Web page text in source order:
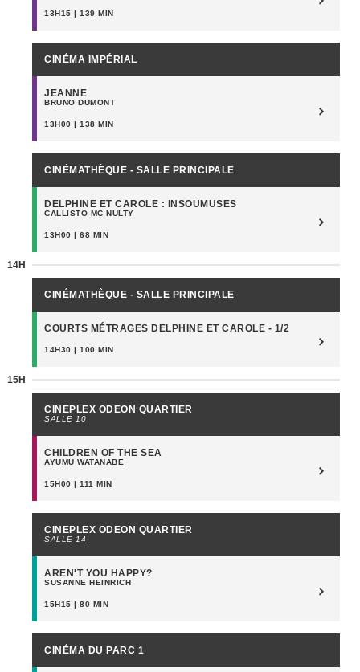
13H15 | 139 MIN
CINÉMA IMPÉRIAL
JEANNE
BRUNO DUMONT
13H00 | 138 MIN
CINÉMATHÈQUE - SALLE PRINCIPALE
DELPHINE ET CAROLE : INSOUMUSES
CALLISTO MC NULTY
13H00 | 68 MIN
14H
CINÉMATHÈQUE - SALLE PRINCIPALE
COURTS MÉTRAGES DELPHINE ET CAROLE - 1/2
14H30 | 100 MIN
15H
CINEPLEX ODEON QUARTIER
SALLE 10
CHILDREN OF THE SEA
AYUMU WATANABE
15H00 | 111 MIN
CINEPLEX ODEON QUARTIER
SALLE 14
AREN'T YOU HAPPY?
SUSANNE HEINRICH
15H15 | 80 MIN
CINÉMA DU PARC 1